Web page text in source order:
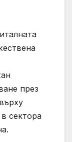
през
сектора